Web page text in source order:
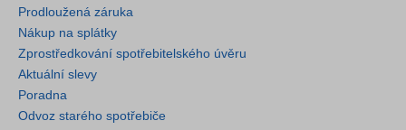
Prodloužená záruka
Nákup na splátky
Zprostředkování spotřebitelského úvěru
Aktuální slevy
Poradna
Odvoz starého spotřebiče